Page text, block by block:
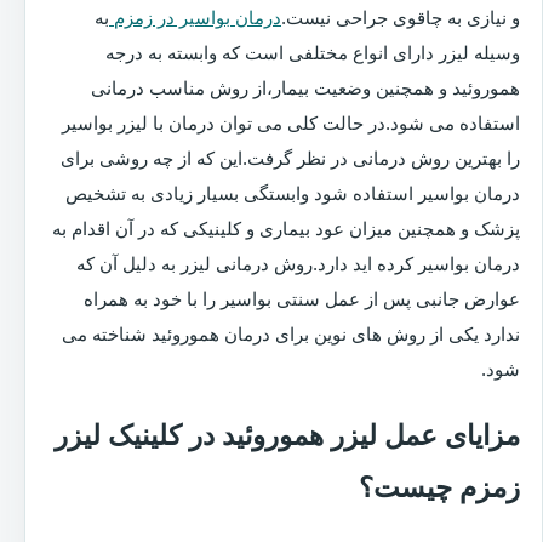
و نیازی به چاقوی جراحی نیست.درمان بواسیر در زمزم به
وسیله لیزر دارای انواع مختلفی است که وابسته به درجه
هموروئید و همچنین وضعیت بیمار،از روش مناسب درمانی
استفاده می شود.در حالت کلی می توان درمان با لیزر بواسیر
را بهترین روش درمانی در نظر گرفت.این که از چه روشی برای
درمان بواسیر استفاده شود وابستگی بسیار زیادی به تشخیص
پزشک و همچنین میزان عود بیماری و کلینیکی که در آن اقدام به
درمان بواسیر کرده اید دارد.روش درمانی لیزر به دلیل آن که
عوارض جانبی پس از عمل سنتی بواسیر را با خود به همراه
ندارد یکی از روش های نوین برای درمان هموروئید شناخته می
شود.
مزایای عمل لیزر هموروئید در کلینیک لیزر
زمزم چیست؟